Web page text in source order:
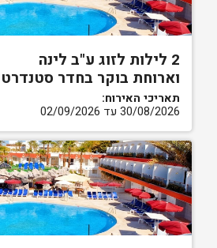
2 לילות לזוג ע"ב לינה
וארוחת בוקר בחדר סטנדרט
תאריכי האירוח:
30/08/2026 עד 02/09/2026